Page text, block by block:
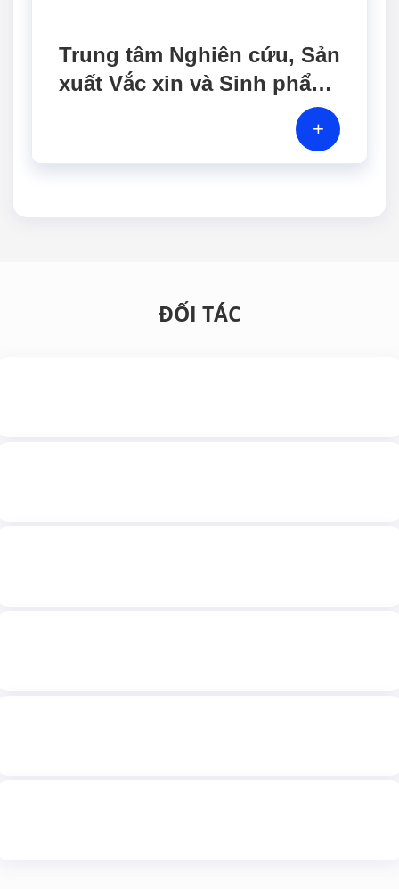
Trung tâm Nghiên cứu, Sản
xuất Vắc xin và Sinh phẩm
+
ĐỐI TÁC